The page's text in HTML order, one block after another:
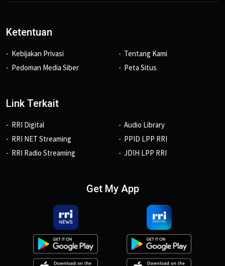
Ketentuan
Kebijakan Privasi
Pedoman Media Siber
Tentang Kami
Peta Situs
Link Terkait
RRI Digital
RRI NET Streaming
RRI Radio Streaming
Audio Library
PPID LPP RRI
JDIH LPP RRI
Get My App